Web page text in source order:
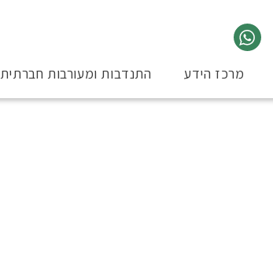
מרכז הידע התנדבות ומעורבות חברתית